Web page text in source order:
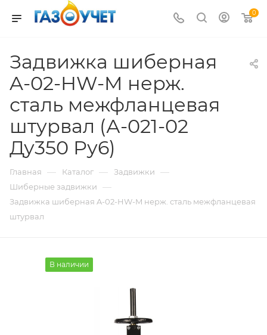
0
Задвижка шиберная
A-02-HW-M нерж.
сталь межфланцевая
штурвал (А-021-02
Ду350 Ру6)
Главная — Каталог — Задвижки —
Шиберные задвижки —
Задвижка шиберная A-02-HW-M нерж. сталь межфланцевая
штурвал
В наличии